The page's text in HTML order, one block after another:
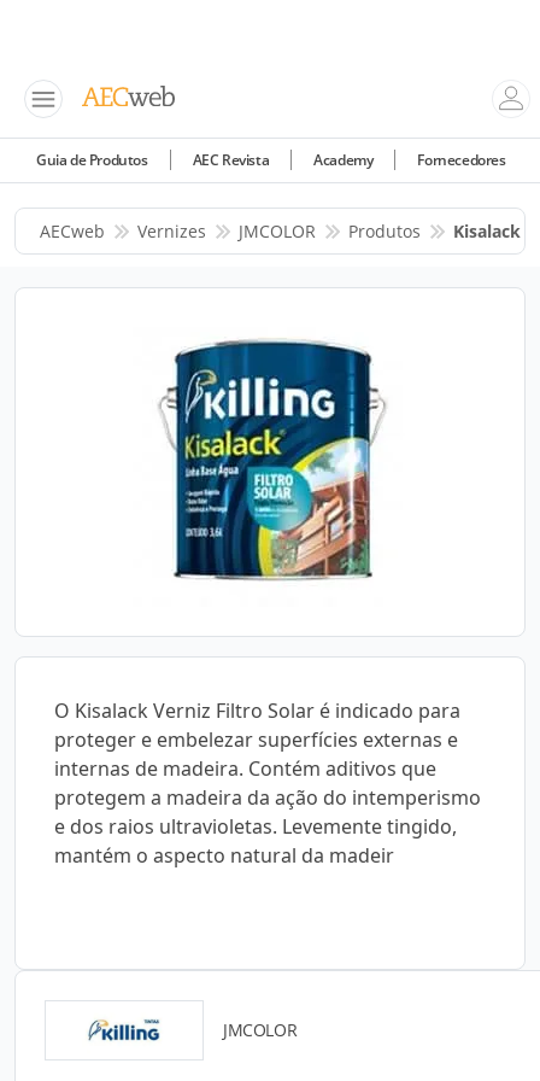
Guia de Produtos AEC Revista Academy Fornecedores
AECweb Vernizes JMCOLOR Produtos Kisalack
O Kisalack Verniz Filtro Solar é indicado para
proteger e embelezar superfícies externas e
internas de madeira. Contém aditivos que
protegem a madeira da ação do intemperismo
e dos raios ultravioletas. Levemente tingido,
mantém o aspecto natural da madeir
JMCOLOR
Catálogos para Download